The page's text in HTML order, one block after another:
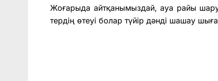
Жоғарыда айтқанымыздай, ауа райы
тердің өтеуі болар түйір дәнді шашау